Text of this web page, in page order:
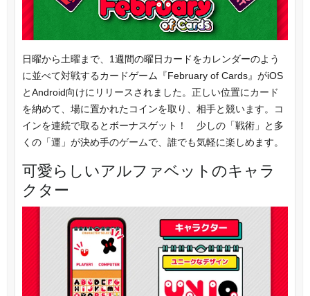
日曜から土曜まで、1週間の曜日カードをカレンダーのよう
に並べて対戦するカードゲーム『February of Cards』がiOS
とAndroid向けにリリースされました。正しい位置にカード
を納めて、場に置かれたコインを取り、相手と競います。コ
インを連続で取るとボーナスゲット！ 少しの「戦術」と多
くの「運」が決め手のゲームで、誰でも気軽に楽しめます。
可愛らしいアルファベットのキャラ
クター